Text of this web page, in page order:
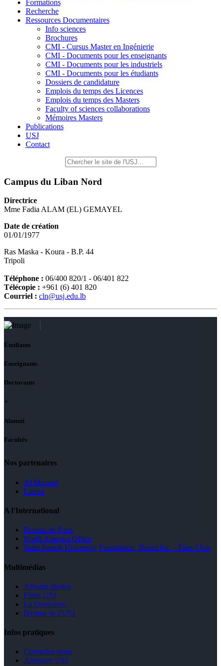
Formations
Recherche
Ressources Documentaires
Info sciences
Brochures
CMI - Cursus Master en Ingénierie
CMI - Documents pour les enseignants
CMI - Documents pour les industriels
CMI - Documents pour les étudiants
Dossiers de candidature
Emplois du temps des Licences
Emplois du temps des Masters
Faculty of sciences collaborations
Mémoires Masters
Publications
USJ
Contact
Campus du Liban Nord
Directrice
Mme Fadia ALAM (EL) GEMAYEL
Date de création
01/01/1977
Ras Maska - Koura - B.P. 44
Tripoli
Téléphone : 06/400 820/1 - 06/401 822
Télécopie : +961 (6) 401 820
Courriel : cln@usj.edu.lb
Étudiants
Enseignants
Doctorants
+
Alumni
Facultés
Nos partenaires
Al Mazeed
Lamsa
A l'International
Bureau de Paris
North America Office
Saint Joseph University Foundation, Beirut Inc. - États-Unis
Multimédias
Albums photos
Films USJ
La Quinzaine
Hymne de l'USJ
Infos pratiques
Contactez-nous
Annuaire USJ